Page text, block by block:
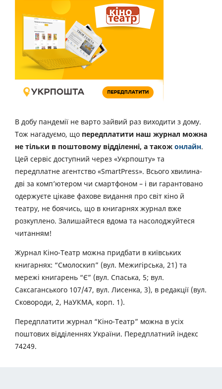
В добу пандемії не варто зайвий раз виходити з дому.
Тож нагадуємо, що передплатити наш журнал можна
не тільки в поштовому відділенні, а також онлайн.
Цей сервіс доступний через «Укрпошту» та
передплатне агентство «SmartPress». Всього хвилина-
дві за комп’ютером чи смартфоном – і ви гарантовано
одержуєте цікаве фахове видання про світ кіно й
театру, не боячись, що в книгарнях журнал вже
розкуплено. Залишайтеся вдома та насолоджуйтеся
читанням!
Журнал Кіно-Театр можна придбати в київських
книгарнях: “Смолоскип” (вул. Межигірська, 21) та
мережі книгарень “Є” (вул. Спаська, 5; вул.
Саксаганського 107/47, вул. Лисенка, 3), в редакції (вул.
Сковороди, 2, НаУКМА, корп. 1).
Передплатити журнал “Кіно-Театр” можна в усіх
поштових відділеннях України. Передплатний індекс
74249.